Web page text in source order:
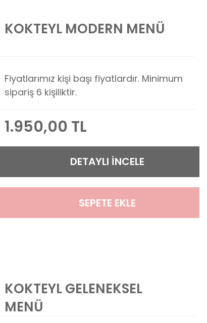
KOKTEYL MODERN MENÜ
Fiyatlarımız kişi başı fiyatlardır. Minimum
sipariş 6 kişiliktir.
1.950,00 TL
DETAYLI İNCELE
SEPETE EKLE
KOKTEYL GELENEKSEL
MENÜ